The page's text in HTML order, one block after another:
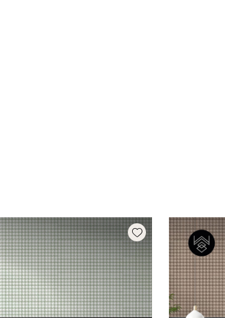
Add wishlist